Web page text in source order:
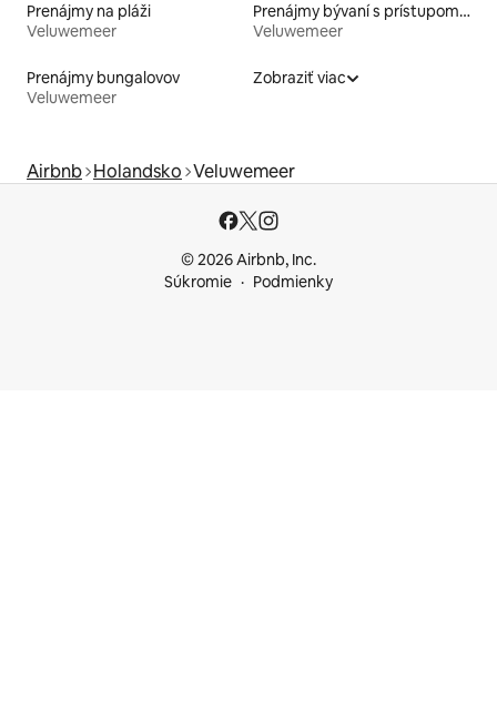
Prenájmy na pláži
Veluwemeer
Prenájmy bývaní s prístupom k jazeru
Veluwemeer
Prenájmy bungalovov
Veluwemeer
Zobraziť viac
Airbnb Holandsko Veluwemeer
© 2026 Airbnb, Inc.
Súkromie
Podmienky